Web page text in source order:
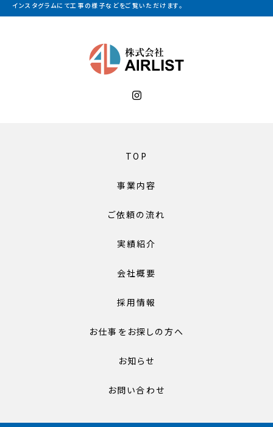
インスタグラムにて工事の様子などをご覧いただけます。
TOP
事業内容
ご依頼の流れ
実績紹介
会社概要
採用情報
お仕事をお探しの方へ
お知らせ
お問い合わせ